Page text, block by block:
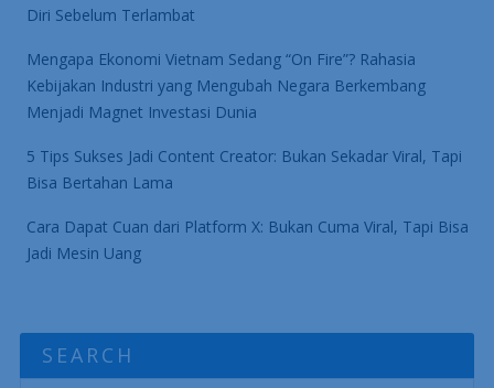
Diri Sebelum Terlambat
Mengapa Ekonomi Vietnam Sedang “On Fire”? Rahasia
Kebijakan Industri yang Mengubah Negara Berkembang
Menjadi Magnet Investasi Dunia
5 Tips Sukses Jadi Content Creator: Bukan Sekadar Viral, Tapi
Bisa Bertahan Lama
Cara Dapat Cuan dari Platform X: Bukan Cuma Viral, Tapi Bisa
Jadi Mesin Uang
SEARCH